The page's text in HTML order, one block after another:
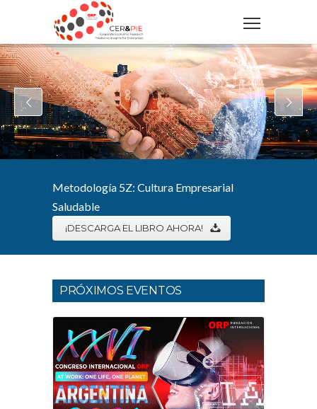
Metodología 5Z: Cultura Empresarial
Saludable
¡DESCARGA EL LIBRO AHORA!
PRÓXIMOS EVENTOS